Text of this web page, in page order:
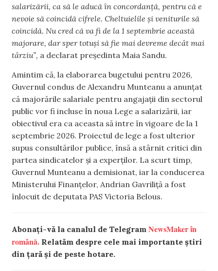
salarizării, ca să le aducă în concordanță, pentru că e
nevoie să coincidă cifrele. Cheltuielile și veniturile să
coincidă. Nu cred că va fi de la 1 septembrie această
majorare, dar sper totuși să fie mai devreme decât mai
târziu”, a declarat președinta Maia Sandu.
Amintim că, la elaborarea bugetului pentru 2026,
Guvernul condus de Alexandru Munteanu a anunțat
că majorările salariale pentru angajații din sectorul
public vor fi incluse în noua Lege a salarizării, iar
obiectivul era ca aceasta să intre în vigoare de la 1
septembrie 2026. Proiectul de lege a fost ulterior
supus consultărilor publice, însă a stârnit critici din
partea sindicatelor și a experților. La scurt timp,
Guvernul Munteanu a demisionat, iar la conducerea
Ministerului Finanțelor, Andrian Gavriliță a fost
înlocuit de deputata PAS Victoria Belous.
Abonați-vă la canalul de Telegram NewsMaker în
română. Relatăm despre cele mai importante știri
din țară și de peste hotare.